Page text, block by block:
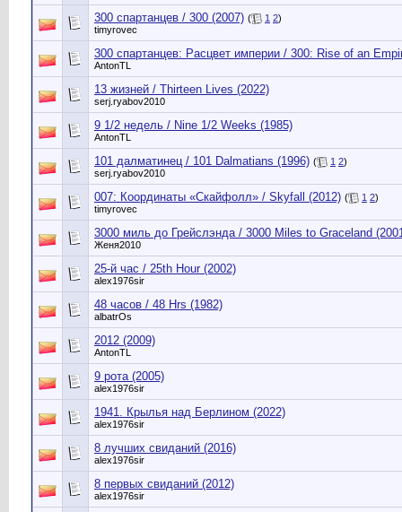
300 спартанцев / 300 (2007) ( 1 2)
timyrovec
300 спартанцев: Расцвет империи / 300: Rise of an
AntonTL
13 жизней / Thirteen Lives (2022)
serj.ryabov2010
9 1/2 недель / Nine 1/2 Weeks (1985)
AntonTL
101 далматинец / 101 Dalmatians (1996) ( 1 2)
serj.ryabov2010
007: Координаты «Скайфолл» / Skyfall (2012) ( 1 2)
timyrovec
3000 миль до Грейслэнда / 3000 Miles to Graceland
Женя2010
25-й час / 25th Hour (2002)
alex1976sir
48 часов / 48 Hrs (1982)
albatrOs
2012 (2009)
AntonTL
9 рота (2005)
alex1976sir
1941. Крылья над Берлином (2022)
alex1976sir
8 лучших свиданий (2016)
alex1976sir
8 первых свиданий (2012)
alex1976sir